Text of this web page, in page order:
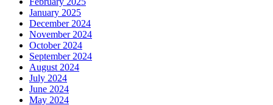
January 2025
December 2024
November 2024
October 2024
September 2024
August 2024
July 2024
June 2024
May 2024